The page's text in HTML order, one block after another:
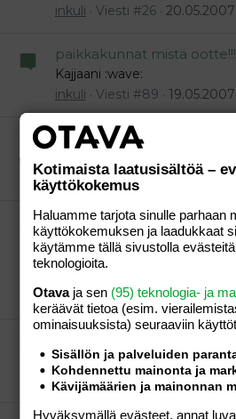
inkuli
Viesti #26 20.05.2007
paikkakunnat mistä ootte!!!
Kajjaani :wave:
inkuli
Viesti #89 19.05.2007
Päivää kaikille!
inkuli
Viesti #3 19.05.2007
Rauhallista palstalla -
:wave: Minäki tulin kattelee,
meininki. Eilen taas jumahti
ni jäi palstailu ihan kesken.
inkuli
Viesti #24 19.05.2007
Onnea! :flower:
inkuli
Viesti #3 18.05.2007
Kotimaista laatusisältöä –
käyttökokemus
Haluamme tarjota sinulle parhaan
käyttökokemuksen ja laadukkaat
käytämme tällä sivustolla
teknologioita.
Otavaja sen (95) teknologia- ja
keräävät tietoa (esim.
ominaisuuk­sista) seuraaviin
Sisällön ja palveluiden
Kohdennettu mainonta ja
Kävijämäärien ja mainonnan
Hyväksymällä evästeet, annat